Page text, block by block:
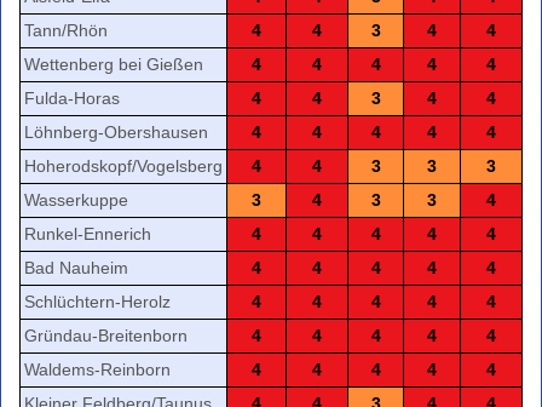
Tann/Rhön
4 4 3 4
4
Wettenberg bei Gießen
4 4 4 4
4
Fulda-Horas
4 4 3 4
4
Löhnberg-Obershausen
4 4 4 4
4
Hoherodskopf/Vogelsberg
4 4 3 3
3
Wasserkuppe
3 4 3 3
4
Runkel-Ennerich
4 4 4 4
4
Bad Nauheim
4 4 4 4
4
Schlüchtern-Herolz
4 4 4 4
4
Gründau-Breitenborn
4 4 4 4
4
Waldems-Reinborn
4 4 4 4
4
Kleiner Feldberg/Taunus
4 4 3 4
4